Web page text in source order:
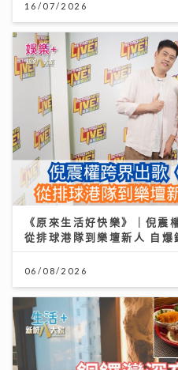
16/07/2026
《原來生活好快樂》｜倪震
從排球港隊到樂壇新人 自爆
06/08/2026